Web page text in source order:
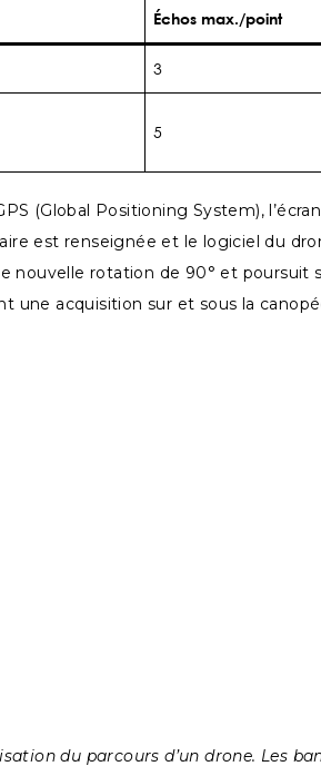
Échos max./point
3
5
(Global Positioning System),
est renseignée et le logiciel du
nouvelle rotation de 90° et poursuit
une acquisition sur et sous la
du parcours d’un drone. Les